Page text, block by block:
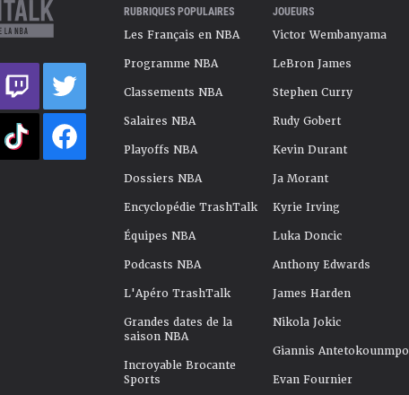
RUBRIQUES POPULAIRES
Les Français en NBA
Programme NBA
Classements NBA
Salaires NBA
Playoffs NBA
Dossiers NBA
Encyclopédie TrashTalk
Équipes NBA
Podcasts NBA
L'Apéro TrashTalk
Grandes dates de la
saison NBA
Incroyable Brocante
Sports
JOUEURS
Victor Wembanyama
LeBron James
Stephen Curry
Rudy Gobert
Kevin Durant
Ja Morant
Kyrie Irving
Luka Doncic
Anthony Edwards
James Harden
Nikola Jokic
Giannis Antetokounmpo
Evan Fournier